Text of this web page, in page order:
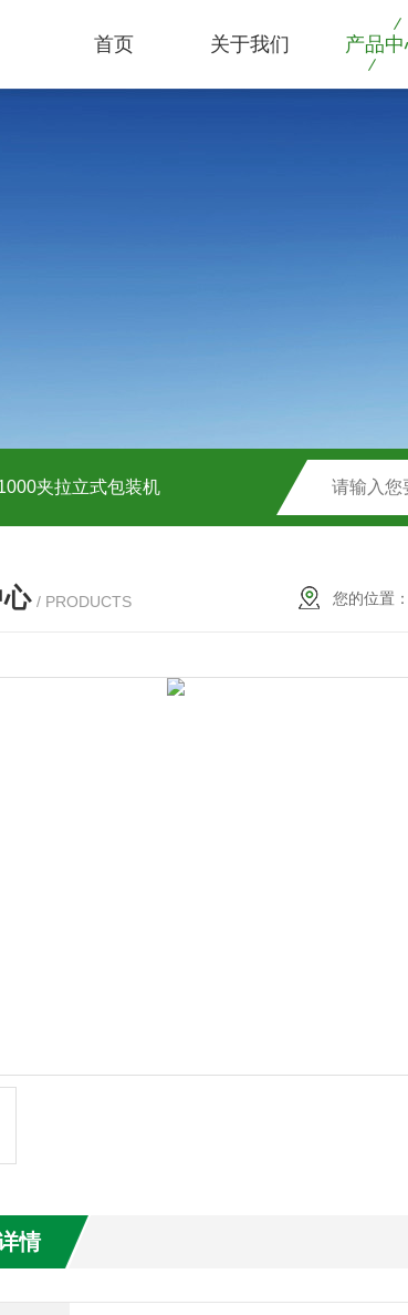
首页 关于我们 产品
夹拉立式包装机
/ PRODUCTS 您的位置
情